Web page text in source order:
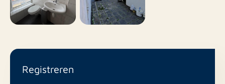
Registreren